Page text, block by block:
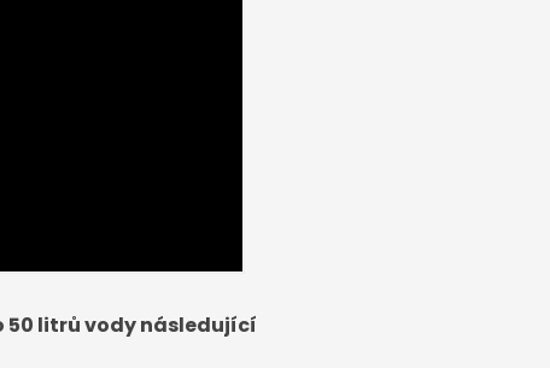
50 litrů vody následující